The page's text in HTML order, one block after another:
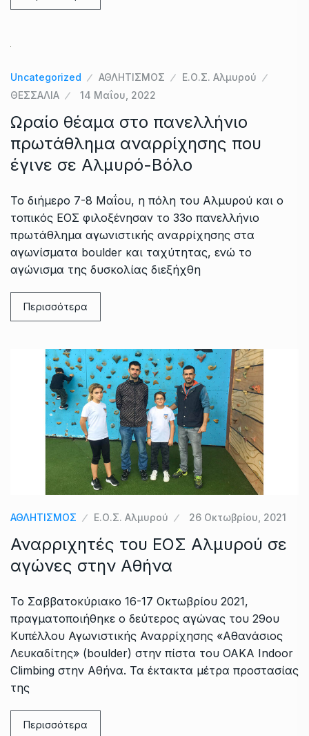
Uncategorized ΑΘΛΗΤΙΣΜΟΣ
Ε.Ο.Σ. Αλμυρού
ΘΕΣΣΑΛΙΑ
14 Μαΐου, 2022
Ωραίο θέαμα στο πανελλήνιο
πρωτάθλημα αναρρίχησης που
έγινε σε Αλμυρό-Βόλο
Το διήμερο 7-8 Μαΐου, η πόλη του Αλμυρού και ο
τοπικός ΕΟΣ φιλοξένησαν το 33ο πανελλήνιο
πρωτάθλημα αγωνιστικής αναρρίχησης στα
αγωνίσματα boulder και ταχύτητας, ενώ το
αγώνισμα της δυσκολίας διεξήχθη
Περισσότερα
ΑΘΛΗΤΙΣΜΟΣ Ε.Ο.Σ. Αλμυρού 26 Οκτωβρίου, 2021
Αναρριχητές του ΕΟΣ Αλμυρού σε
αγώνες στην Αθήνα
Το Σαββατοκύριακο 16-17 Οκτωβρίου 2021,
πραγματοποιήθηκε ο δεύτερος αγώνας του 29ου
Κυπέλλου Αγωνιστικής Αναρρίχησης «Αθανάσιος
Λευκαδίτης» (boulder) στην πίστα του ΟΑΚΑ Indoor
Climbing στην Αθήνα. Τα έκτακτα μέτρα προστασίας
της
Περισσότερα